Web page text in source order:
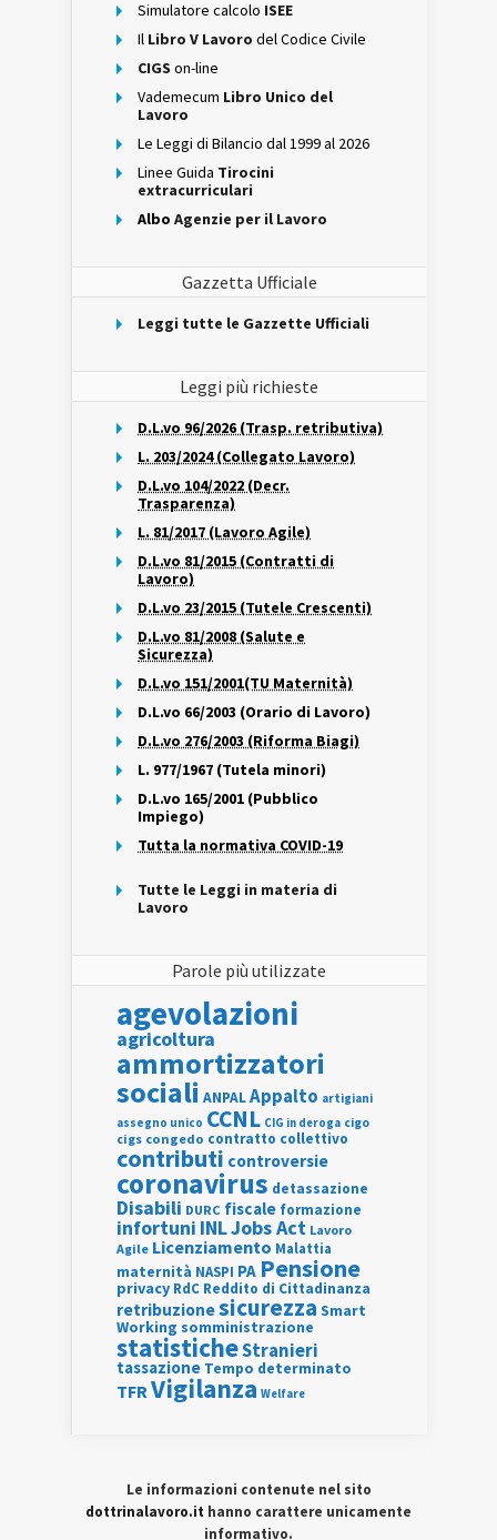
Simulatore calcolo ISEE
Il Libro V Lavoro del Codice Civile
CIGS on-line
Vademecum Libro Unico del
Lavoro
Le Leggi di Bilancio dal 1999 al 2026
Linee Guida Tirocini
extracurriculari
Albo Agenzie per il Lavoro
Gazzetta Ufficiale
Leggi tutte le Gazzette Ufficiali
Leggi più richieste
D.L.vo 96/2026 (Trasp. retributiva)
L. 203/2024 (Collegato Lavoro)
D.L.vo 104/2022 (Decr.
Trasparenza)
L. 81/2017 (Lavoro Agile)
D.L.vo 81/2015 (Contratti di
Lavoro)
D.L.vo 23/2015 (Tutele Crescenti)
D.L.vo 81/2008 (Salute e
Sicurezza)
D.L.vo 151/2001(TU Maternità)
D.L.vo 66/2003 (Orario di Lavoro)
D.L.vo 276/2003 (Riforma Biagi)
L. 977/1967 (Tutela minori)
D.L.vo 165/2001 (Pubblico
Impiego)
Tutta la normativa COVID-19
Tutte le Leggi in materia di
Lavoro
Parole più utilizzate
agevolazioni
agricoltura
ammortizzatori
sociali ANPALAppalto artigiani
assegno unico CCNL CIG in deroga cigo
cigs congedo contratto collettivo
contributi controversie
coronavirus detassazione
Disabili DURC fiscale formazione
infortuni INLJobs Act Lavoro
Agile Licenziamento Malattia
maternità NASPI PA Pensione
privacy RdC Reddito di Cittadinanza
retribuzionesicurezza Smart
Working somministrazione
statisticheStranieri
tassazione Tempo determinato
TFRVigilanza Welfare
Le informazioni contenute nel sito
dottrinalavoro.it hanno carattere unicamente
informativo.